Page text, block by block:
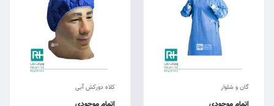
گان و شلوار کلاه دورکش آبی